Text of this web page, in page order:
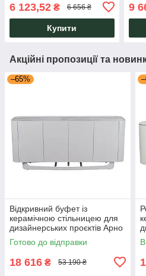
обідній Мікс Мебель
6 123,52 ₴ 6 656 ₴
Купити
9
Акційні пропозиції та
–65%
Відкривний буфет із
керамічною стільницею для
дизайнерських проєктів Арно
силвер ривер + айворі Vetro
Mebel
Готово до відправки
18 616 ₴ 53 190 ₴